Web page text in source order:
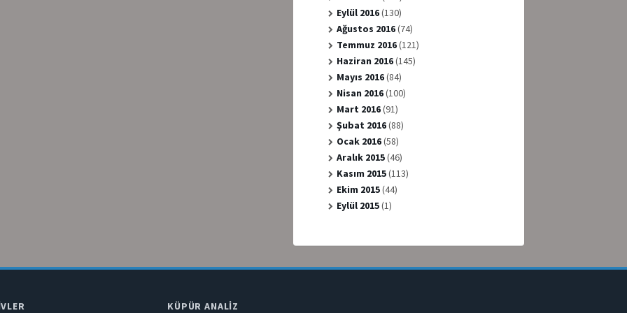
Eylül 2016(130)
Ağustos 2016(74)
Temmuz 2016(121)
Haziran 2016(145)
Mayıs 2016(84)
Nisan 2016(100)
Mart 2016(91)
Şubat 2016(88)
Ocak 2016(58)
Aralık 2015(46)
Kasım 2015(113)
Ekim 2015(44)
Eylül 2015(1)
KÜPÜR ANALIZ